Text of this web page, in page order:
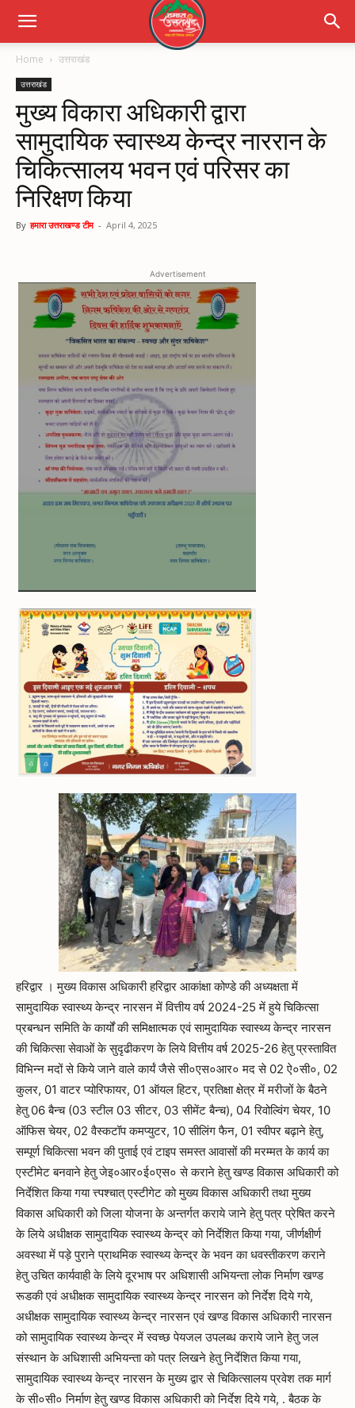
Home उत्तराखंड
उत्तराखंड
मुख्य विकारा अधिकारी द्वारा
सामुदायिक स्वास्थ्य केन्द्र नाररान के
चिकित्सालय भवन एवं परिसर का
निरिक्षण किया
By हमारा उत्तराखण्ड टीम - April 4, 2025
Advertisement
हरिद्वार । मुख्य विकास अधिकारी हरिद्वार आकांक्षा कोण्डे की अध्यक्षता में
सामुदायिक स्वास्थ्य केन्द्र नारसन में वित्तीय वर्ष 2024-25 में हुये चिकित्सा
प्रबन्धन समिति के कार्यों की समिक्षात्मक एवं सामुदायिक स्वास्थ्य केन्द्र नारसन
की चिकित्सा सेवाओं के सुदृढीकरण के लिये वित्तीय वर्ष 2025-26 हेतु प्रस्तावित
विभिन्न मदों से किये जाने वाले कार्यं जैसे सी०एस०आर० मद से 02 ऐ०सी०, 02
कुलर, 01 वाटर प्योरिफायर, 01 ऑयल हिटर, प्रतिक्षा क्षेत्र में मरीजों के बैठने
हेतु 06 बैन्च (03 स्टील 03 सीटर, 03 सीमेंट बैन्च), 04 रिवोल्विंग चेयर, 10
ऑफिस चेयर, 02 वैस्कटॉप कमप्युटर, 10 सीलिंग फैन, 01 स्वीपर बढ़ाने हेतु,
सम्पूर्ण चिकित्सा भवन की पुताई एवं टाइप समस्त आवासों की मरम्मत के कार्य का
एस्टीमेट बनवाने हेतु जेइ०आर०ई०एस० से कराने हेतु खण्ड विकास अधिकारी को
निर्देशित किया गया त्त्पश्चात् एस्टीगेट को मुख्य विकास अधिकारी तथा मुख्य
विकास अधिकारी को जिला योजना के अन्तर्गत कराये जाने हेतु पत्र प्रेषित करने
के लिये अधीक्षक सामुदायिक स्वास्थ्य केन्द्र को निर्देशित किया गया, जीर्णक्षीर्ण
अवस्था में पड़े पुराने प्राथमिक स्वास्थ्य केन्द्र के भवन का धवस्तीकरण कराने
हेतु उचित कार्यवाही के लिये दूरभाष पर अधिशासी अभियन्ता लोक निर्माण खण्ड
रूडकी एवं अधीक्षक सामुदायिक स्वास्थ्य केन्द्र नारसन को निर्देश दिये गये,
अधीक्षक सामुदायिक स्वास्थ्य केन्द्र नारसन एवं खण्ड विकास अधिकारी नारसन
को सामुदायिक स्वास्थ्य केन्द्र में स्वच्छ पेयजल उपलब्ध कराये जाने हेतु जल
संस्थान के अधिशासी अभियन्ता को पत्र लिखने हेतु निर्देशित किया गया,
सामुदायिक स्वास्थ्य केन्द्र नारसन के मुख्य द्वार से चिकित्सालय प्रवेश तक मार्ग
के सी०सी० निर्माण हेतु खण्ड विकास अधिकारी को निर्देश दिये गये, . बैठक के